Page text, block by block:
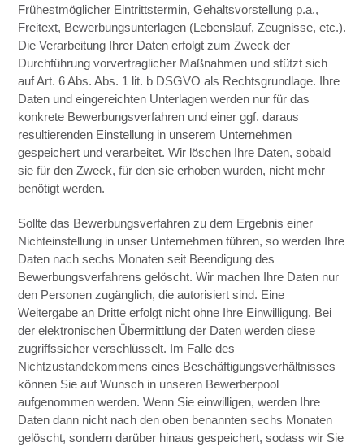
Frühestmöglicher Eintrittstermin, Gehaltsvorstellung p.a.,
Freitext, Bewerbungsunterlagen (Lebenslauf, Zeugnisse, etc.).
Die Verarbeitung Ihrer Daten erfolgt zum Zweck der
Durchführung vorvertraglicher Maßnahmen und stützt sich
auf Art. 6 Abs. Abs. 1 lit. b DSGVO als Rechtsgrundlage. Ihre
Daten und eingereichten Unterlagen werden nur für das
konkrete Bewerbungsverfahren und einer ggf. daraus
resultierenden Einstellung in unserem Unternehmen
gespeichert und verarbeitet. Wir löschen Ihre Daten, sobald
sie für den Zweck, für den sie erhoben wurden, nicht mehr
benötigt werden.
Sollte das Bewerbungsverfahren zu dem Ergebnis einer
Nichteinstellung in unser Unternehmen führen, so werden Ihre
Daten nach sechs Monaten seit Beendigung des
Bewerbungsverfahrens gelöscht. Wir machen Ihre Daten nur
den Personen zugänglich, die autorisiert sind. Eine
Weitergabe an Dritte erfolgt nicht ohne Ihre Einwilligung. Bei
der elektronischen Übermittlung der Daten werden diese
zugriffssicher verschlüsselt. Im Falle des
Nichtzustandekommens eines Beschäftigungsverhältnisses
können Sie auf Wunsch in unseren Bewerberpool
aufgenommen werden. Wenn Sie einwilligen, werden Ihre
Daten dann nicht nach den oben benannten sechs Monaten
gelöscht, sondern darüber hinaus gespeichert, sodass wir Sie